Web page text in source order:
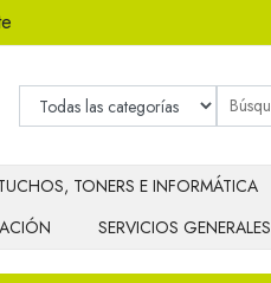
TONERS E INFORMÁTICA
SERVICIOS GENERALES